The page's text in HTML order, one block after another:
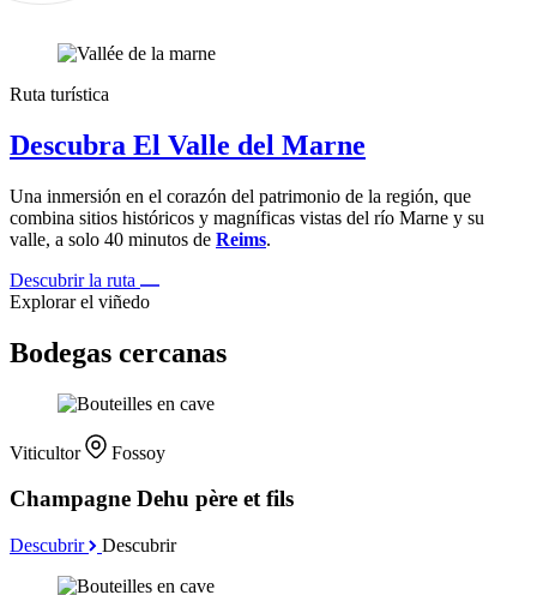
Ruta turística
Descubra El Valle del Marne
Una inmersión en el corazón del patrimonio de la región, que
combina sitios históricos y magníficas vistas del río Marne y su
valle, a solo 40 minutos de Reims.
Descubrir la ruta
Explorar el viñedo
Bodegas cercanas
Viticultor Fossoy
Champagne Dehu père et fils
Descubrir Descubrir